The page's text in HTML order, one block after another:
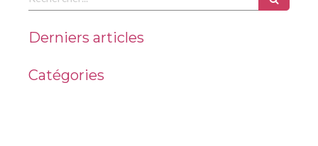
Derniers articles
Catégories